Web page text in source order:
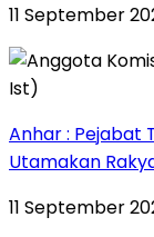
11 September
Anhar : Pejabat
Utamakan
11 September